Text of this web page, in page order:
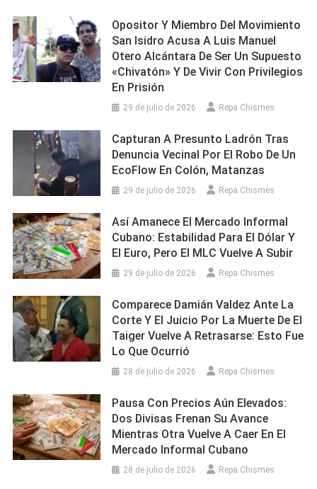
Opositor Y Miembro Del Movimiento
San Isidro Acusa A Luis Manuel
Otero Alcántara De Ser Un Supuesto
«chivatón» Y De Vivir Con Privilegios
En Prisión
29 de julio de 2026 Repa Chismes
Capturan A Presunto Ladrón Tras
Denuncia Vecinal Por El Robo De Un
EcoFlow En Colón, Matanzas
29 de julio de 2026 Repa Chismes
Así Amanece El Mercado Informal
Cubano: Estabilidad Para El Dólar Y
El Euro, Pero El MLC Vuelve A Subir
29 de julio de 2026 Repa Chismes
Comparece Damián Valdez Ante La
Corte Y El Juicio Por La Muerte De El
Taiger Vuelve A Retrasarse: Esto Fue
Lo Que Ocurrió
28 de julio de 2026 Repa Chismes
Pausa Con Precios Aún Elevados:
Dos Divisas Frenan Su Avance
Mientras Otra Vuelve A Caer En El
Mercado Informal Cubano
28 de julio de 2026 Repa Chismes